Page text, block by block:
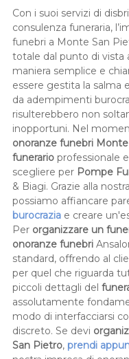
Con i suoi servizi di
consulenza funeraria,
funebri a Monte San
totale dal punto di vista
maniera semplice e
essere gestita la salma
da adempimenti
risulterebbero non
inopportuni. Nel
onoranze funebri
funerarioprofessionale
scegliere per Pompe
& Biagi. Grazie alla
possiamo affiancare
burocraziae creare
Per organizzare un
onoranze funebri
standard, offrendo al
per quel che riguarda
piccoli dettagli del
assolutamente
modo di interfacciarsi
discreto. Se devi
San Pietro, prendi